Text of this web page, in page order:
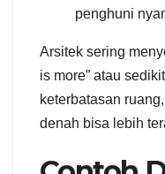
penghuni
Arsitek sering
is more” atau
keterbatasan
denah bisa lebih